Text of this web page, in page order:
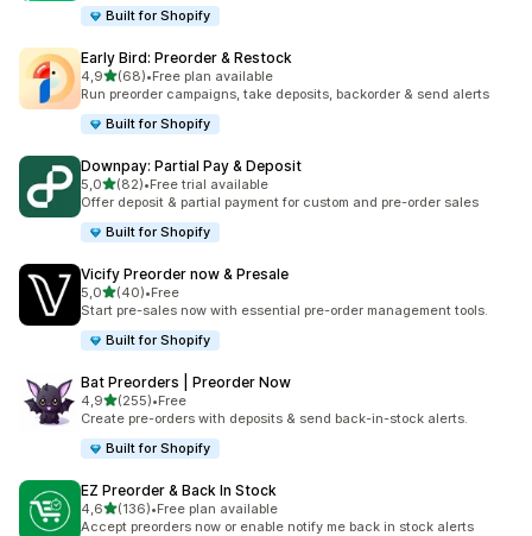
Built for Shopify
Early Bird: Preorder & Restock
4,9z 5 hvězd
(68)
Celkový počet recenzí: 68
•Free plan available
Run preorder campaigns, take deposits, backorder & send alerts
Built for Shopify
Downpay: Partial Pay & Deposit
5,0z 5 hvězd
(82)
Celkový počet recenzí: 82
•Free trial available
Offer deposit & partial payment for custom and pre-order sales
Built for Shopify
Vicify Preorder now & Presale
5,0z 5 hvězd
(40)
Celkový počet recenzí: 40
•Free
Start pre-sales now with essential pre-order management tools.
Built for Shopify
Bat Preorders | Preorder Now
4,9z 5 hvězd
(255)
Celkový počet recenzí: 255
•Free
Create pre-orders with deposits & send back-in-stock alerts.
Built for Shopify
EZ Preorder & Back In Stock
4,6z 5 hvězd
(136)
Celkový počet recenzí: 136
•Free plan available
Accept preorders now or enable notify me back in stock alerts